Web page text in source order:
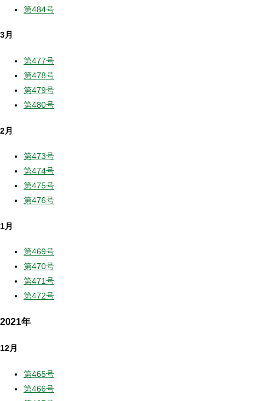
第484号
3月
第477号
第478号
第479号
第480号
2月
第473号
第474号
第475号
第476号
1月
第469号
第470号
第471号
第472号
2021年
12月
第465号
第466号